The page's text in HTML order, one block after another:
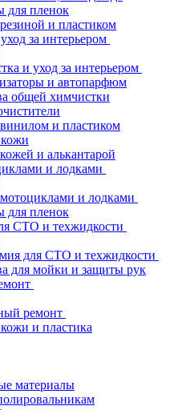
для пленок
и пластиком
за интерьером
и уход за интерьером
и автопарфюм
общей химчистки
винилом и пластиком
и алькантарой
и лодками
мотоциклами и лодками
для пленок
СТО и техжидкости
для СТО и техжидкости
для мойки и защиты рук
ремонт
и пластика
материалы